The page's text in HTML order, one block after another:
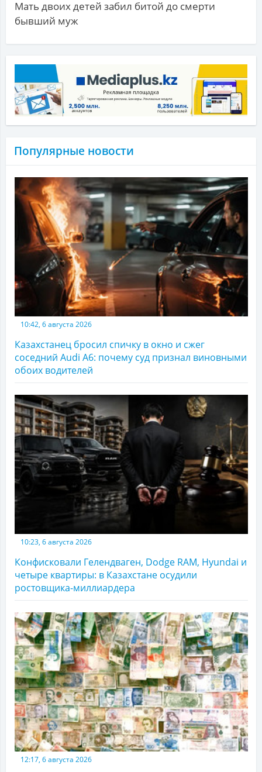
Мать двоих детей забил битой до смерти
бывший муж
Популярные новости
10:42, 6 августа 2026
Казахстанец бросил спичку в окно и сжег
соседний Audi A6: почему суд признал виновными
обоих водителей
10:23, 6 августа 2026
Конфисковали Гелендваген, Dodge RAM, Hyundai и
четыре квартиры: в Казахстане осудили
ростовщика-миллиардера
12:17, 6 августа 2026